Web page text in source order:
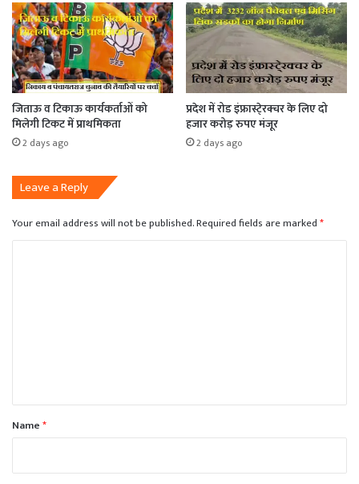
जिताऊ व टिकाऊ कार्यकर्ताओं को
मिलेगी टिकट में प्राथमिकता
2 days ago
प्रदेश में रोड इंफ्रास्टे्रक्चर के लिए दो
हजार करोड़ रुपए मंजूर
2 days ago
Leave a Reply
Your email address will not be published.Required fields are marked*
*Name*